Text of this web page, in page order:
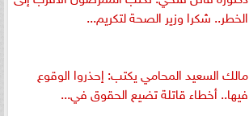
الخطر.. شكرا وزير الصحة لتكريم...
مالك السعيد المحامي يكتب: إحذروا الوقوع
فيها.. أخطاء قاتلة تضيع الحقوق في...